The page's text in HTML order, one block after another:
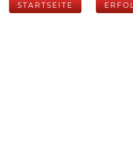
STARTSEITE